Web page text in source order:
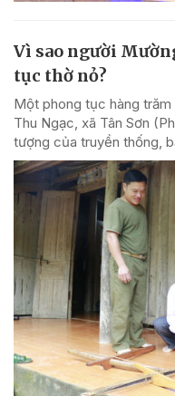
Vì sao người
tục thờ nỏ?
Một phong tục hàng
Thu Ngạc, xã Tân Sơn
tượng của truyền thống,